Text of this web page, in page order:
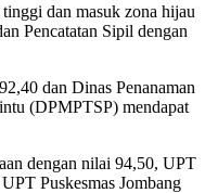
dan masuk zona hijau
Pencatatan Sipil dengan
dan Dinas Penanaman
(DPMPTSP) mendapat
dengan nilai 94,50, UPT
Puskesmas Jombang